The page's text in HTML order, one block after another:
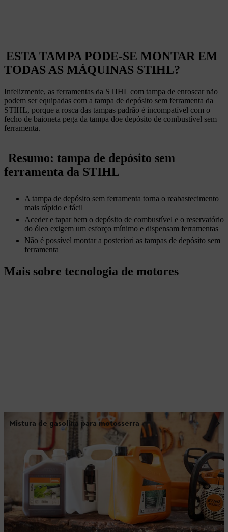
ESTA TAMPA PODE-SE MONTAR EM
TODAS AS MÁQUINAS STIHL?
Infelizmente, as ferramentas da STIHL com tampa de enroscar não
podem ser equipadas com a tampa de depósito sem ferramenta da
STIHL, porque a rosca das tampas padrão é incompatível com o
fecho de baioneta pega da tampa doe depósito de combustível sem
ferramenta.
Resumo: tampa de depósito sem
ferramenta da STIHL
A tampa de depósito sem ferramenta torna o reabastecimento
mais rápido e fácil
Aceder e tapar bem o depósito de combustível e o reservatório
do óleo exigem um esforço mínimo e dispensam ferramentas
Não é possível montar a posteriori as tampas de depósito sem
ferramenta
Mais sobre tecnologia de motores
Mistura de gasolina para motosserra